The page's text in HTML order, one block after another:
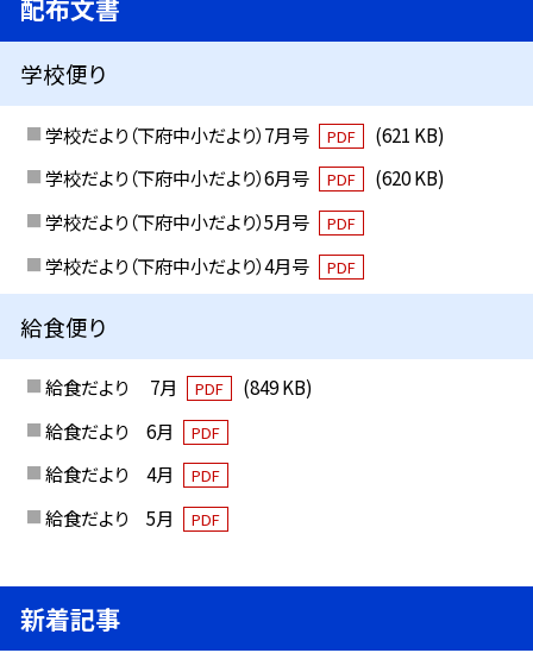
配布文書
学校便り
学校だより（下府中小だより）7月号 PDF
(621 KB)
学校だより（下府中小だより）6月号
PDF
(620 KB)
学校だより（下府中小だより）5月号
PDF
学校だより（下府中小だより）4月号 PDF
給食便り
給食だより 7月 PDF
(849 KB)
給食だより 6月
PDF
給食だより 4月 PDF
給食だより 5月 PDF
新着記事